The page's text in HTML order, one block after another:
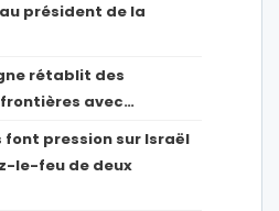
président de la
rétablit des
avec…
font pression sur Israël
le-feu de deux